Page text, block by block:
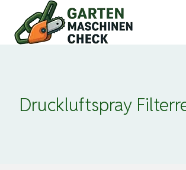
Inhalt
springen
Druckluftspray